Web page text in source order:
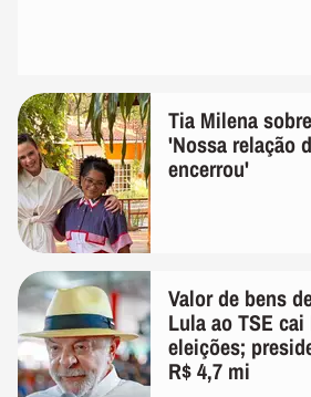
Tia Milena
'Nossa relação
encerrou'
Valor de bens
Lula ao TSE
eleições;
R$ 4,7 mi